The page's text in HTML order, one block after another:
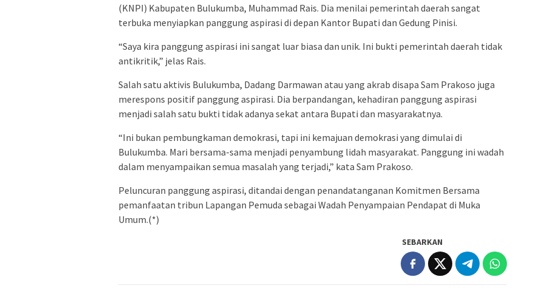
(KNPI) Kabupaten Bulukumba, Muhammad Rais. Dia menilai pemerintah daerah sangat
terbuka menyiapkan panggung aspirasi di depan Kantor Bupati dan Gedung Pinisi.
“Saya kira panggung aspirasi ini sangat luar biasa dan unik. Ini bukti pemerintah daerah tidak
antikritik,” jelas Rais.
Salah satu aktivis Bulukumba, Dadang Darmawan atau yang akrab disapa Sam Prakoso juga
merespons positif panggung aspirasi. Dia berpandangan, kehadiran panggung aspirasi
menjadi salah satu bukti tidak adanya sekat antara Bupati dan masyarakatnya.
“Ini bukan pembungkaman demokrasi, tapi ini kemajuan demokrasi yang dimulai di
Bulukumba. Mari bersama-sama menjadi penyambung lidah masyarakat. Panggung ini wadah
dalam menyampaikan semua masalah yang terjadi,” kata Sam Prakoso.
Peluncuran panggung aspirasi, ditandai dengan penandatanganan Komitmen Bersama
pemanfaatan tribun Lapangan Pemuda sebagai Wadah Penyampaian Pendapat di Muka
Umum.(*)
SEBARKAN